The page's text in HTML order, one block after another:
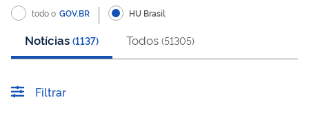
todo o GOV.BR HU Brasil
Notícias (1137) Todos (51305)
Filtrar